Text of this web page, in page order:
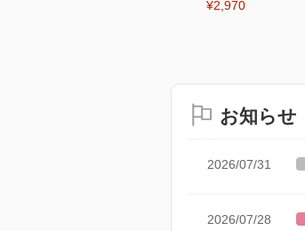
¥2,970
お知らせ
2026/07/31
2026/07/28